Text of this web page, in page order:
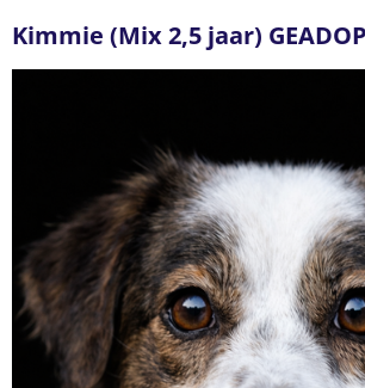
Kimmie (Mix 2,5 jaar)